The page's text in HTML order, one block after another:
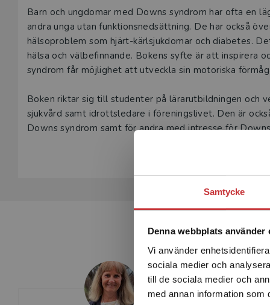
Samtycke
Denna webbplats använder
Vi använder
sociala medier och
till de sociala medier och
med annan information som
Beskrivning
Barn och ungdomar med Downs syndrom har ofta en
andra unga utan funktionsnedsättning. De har också
hälsoproblem som hjärt-kärlsjukdomar och diabetes.
hälsa och välbefinnande. Bokens syfte är att inspirera
syndrom får möjlighet att utveckla sin motoriska
Boken riktar sig till studenter på lärarutbildningen och
sjukvård samt idrottsledare i föreningslivet. Den är
Downs syndrom samt för andra med intresse för